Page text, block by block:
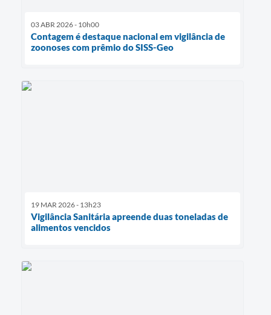
03 ABR 2026 - 10h00
Contagem é destaque nacional em vigilância de
zoonoses com prêmio do SISS-Geo
19 MAR 2026 - 13h23
Vigilância Sanitária apreende duas toneladas de
alimentos vencidos